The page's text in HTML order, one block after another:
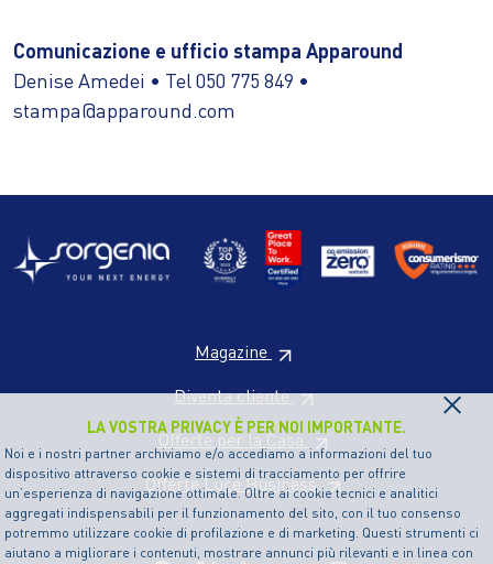
LA VOSTRA PRIVACY È PER NOI IMPORTANTE.
Noi e i nostri partner archiviamo e/o accediamo a informazioni del tuo
dispositivo attraverso cookie e sistemi di tracciamento per offrire
un’esperienza di navigazione ottimale. Oltre ai cookie tecnici e analitici
aggregati indispensabili per il funzionamento del sito, con il tuo consenso
potremmo utilizzare cookie di profilazione e di marketing. Questi strumenti ci
aiutano a migliorare i contenuti, mostrare annunci più rilevanti e in linea con
×
Comunicazione e ufficio stampa Apparound
Denise Amedei • Tel 050 775 849 •
stampa@apparound.com
Magazine
Diventa cliente
Offerte per la Casa
Offerte Luce Business